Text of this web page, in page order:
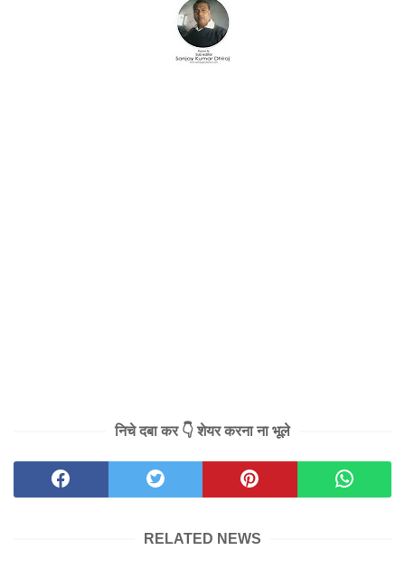
निचे दबा कर 👇 शेयर करना ना भूले
RELATED NEWS